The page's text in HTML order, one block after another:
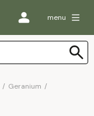
menu
/ Geranium /